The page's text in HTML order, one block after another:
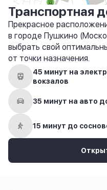
Транспортная
Прекрасное
в городе Пушкино
выбрать свой
от точки назначения.
45 минут на
вокзалов
35 минут на авто
15 минут до